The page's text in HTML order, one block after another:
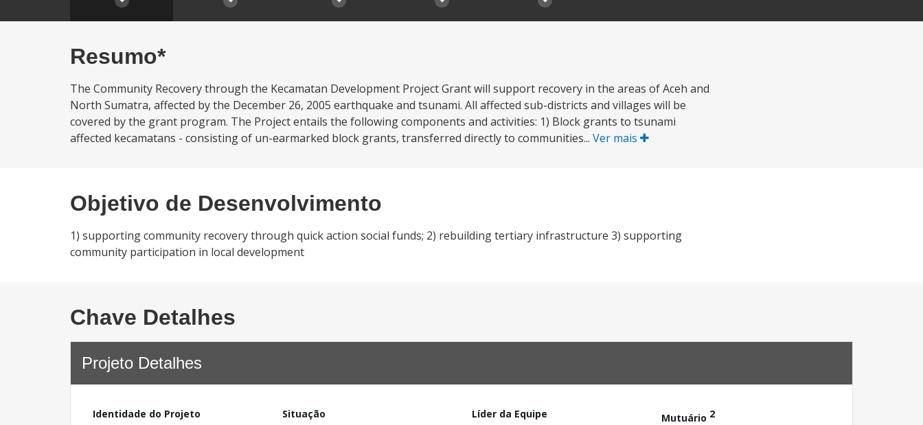
Resumo*
The Community Recovery through the Kecamatan Development Project Grant will support recovery in the areas of Aceh and
North Sumatra, affected by the December 26, 2005 earthquake and tsunami. All affected sub-districts and villages will be
covered by the grant program. The Project entails the following components and activities: 1) Block grants to tsunami
affected kecamatans - consisting of un-earmarked block grants, transferred directly to communities... Ver mais
Objetivo de Desenvolvimento
1) supporting community recovery through quick action social funds; 2) rebuilding tertiary infrastructure 3) supporting
community participation in local development
Chave Detalhes
Projeto Detalhes
Identidade do Projeto
Situação
Líder da Equipe
Mutuário 2